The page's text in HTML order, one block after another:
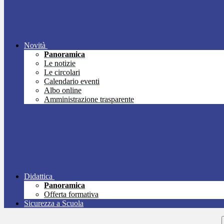
Novità
Panoramica
Le notizie
Le circolari
Calendario eventi
Albo online
Amministrazione trasparente
Didattica
Panoramica
Offerta formativa
Sicurezza a Scuola